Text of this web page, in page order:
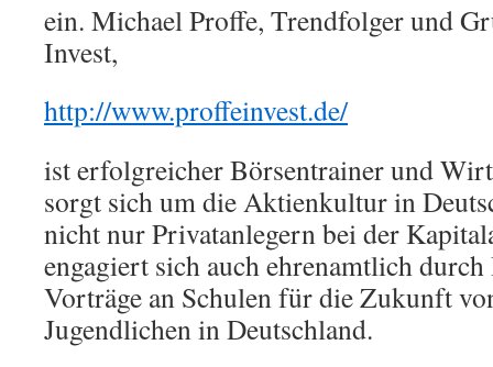
ein. Michael Proffe, Trendfolger und
Invest,
http://www.proffeinvest.de/
ist erfolgreicher Börsentrainer und
sorgt sich um die Aktienkultur in
nicht nur Privatanlegern bei der
engagiert sich auch ehrenamtlich
Vorträge an Schulen für die Zukunft
Jugendlichen in Deutschland.